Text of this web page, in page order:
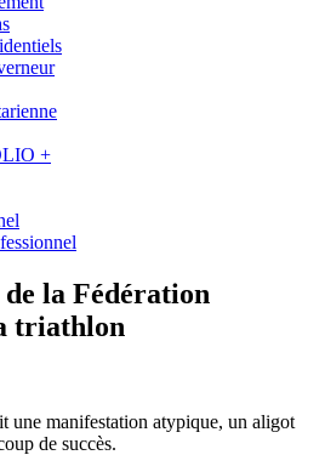
+
la Fédération
triathlon
une manifestation atypique, un aligot
de succès.